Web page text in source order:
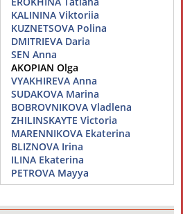
KALININA Viktoriia
KUZNETSOVA Polina
DMITRIEVA Daria
SEN Anna
AKOPIAN Olga
VYAKHIREVA Anna
SUDAKOVA Marina
BOBROVNIKOVA Vladlena
ZHILINSKAYTE Victoria
MARENNIKOVA Ekaterina
BLIZNOVA Irina
ILINA Ekaterina
PETROVA Mayya